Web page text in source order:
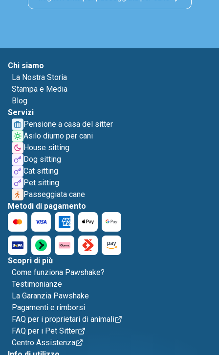
Chi siamo
La Nostra Storia
Stampa e Media
Blog
Servizi
Pensione a casa del sitter
Asilo diurno per cani
House sitting
Dog sitting
Cat sitting
Pet sitting
Passeggiata cane
Metodi di pagamento
Scopri di più
Come funziona Pawshake?
Testimonianze
La Garanzia Pawshake
Pagamenti e rimborsi
FAQ per i proprietari di animali
FAQ per i Pet Sitter
Centro Assistenza